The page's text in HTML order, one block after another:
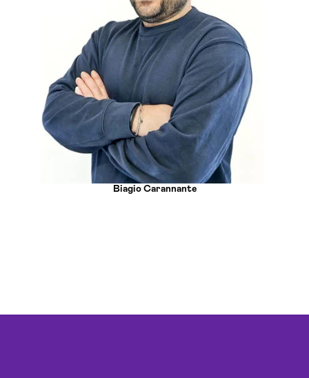
Biagio Carannante